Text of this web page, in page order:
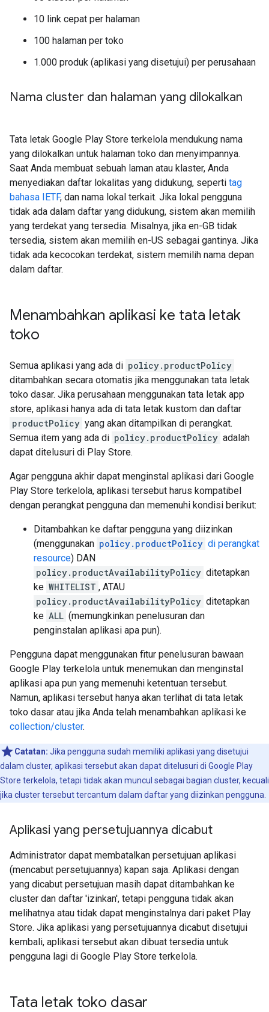
10 link cepat per halaman
100 halaman per toko
1.000 produk (aplikasi yang disetujui) per perusahaan
Nama cluster dan halaman yang dilokalkan
Tata letak Google Play Store terkelola mendukung nama
yang dilokalkan untuk halaman toko dan menyimpannya.
Saat Anda membuat sebuah laman atau klaster, Anda
menyediakan daftar lokalitas yang didukung, seperti tag
bahasa IETF, dan nama lokal terkait. Jika lokal pengguna
tidak ada dalam daftar yang didukung, sistem akan memilih
yang terdekat yang tersedia. Misalnya, jika en-GB tidak
tersedia, sistem akan memilih en-US sebagai gantinya. Jika
tidak ada kecocokan terdekat, sistem memilih nama depan
dalam daftar.
Menambahkan aplikasi ke tata letak
toko
Semua aplikasi yang ada di policy.productPolicy
ditambahkan secara otomatis jika menggunakan tata letak
toko dasar. Jika perusahaan menggunakan tata letak app
store, aplikasi hanya ada di tata letak kustom dan daftar
productPolicy yang akan ditampilkan di perangkat.
Semua item yang ada di policy.productPolicy adalah
dapat ditelusuri di Play Store.
Agar pengguna akhir dapat menginstal aplikasi dari Google
Play Store terkelola, aplikasi tersebut harus kompatibel
dengan perangkat pengguna dan memenuhi kondisi berikut:
Ditambahkan ke daftar pengguna yang diizinkan
(menggunakan policy.productPolicy di perangkat
resource) DAN
policy.productAvailabilityPolicy ditetapkan
ke WHITELIST , ATAU
policy.productAvailabilityPolicy ditetapkan
ke ALL (memungkinkan penelusuran dan
penginstalan aplikasi apa pun).
Pengguna dapat menggunakan fitur penelusuran bawaan
Google Play terkelola untuk menemukan dan menginstal
aplikasi apa pun yang memenuhi ketentuan tersebut.
Namun, aplikasi tersebut hanya akan terlihat di tata letak
toko dasar atau jika Anda telah menambahkan aplikasi ke
collection/cluster.
Catatan: Jika pengguna sudah memiliki aplikasi yang disetujui
dalam cluster, aplikasi tersebut akan dapat ditelusuri di Google Play
Store terkelola, tetapi tidak akan muncul sebagai bagian cluster, kecuali
jika cluster tersebut tercantum dalam daftar yang diizinkan pengguna.
Aplikasi yang persetujuannya dicabut
Administrator dapat membatalkan persetujuan aplikasi
(mencabut persetujuannya) kapan saja. Aplikasi dengan
yang dicabut persetujuan masih dapat ditambahkan ke
cluster dan daftar 'izinkan', tetapi pengguna tidak akan
melihatnya atau tidak dapat menginstalnya dari paket Play
Store. Jika aplikasi yang persetujuannya dicabut disetujui
kembali, aplikasi tersebut akan dibuat tersedia untuk
pengguna lagi di Google Play Store terkelola.
Tata letak toko dasar